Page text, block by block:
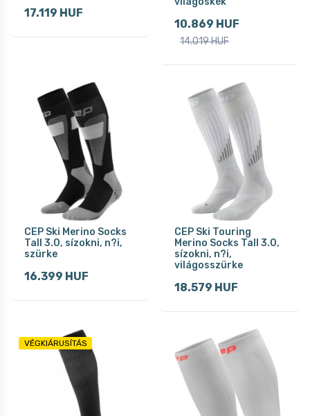
17.119 HUF
10.869 HUF
14.019 HUF
CEP Ski Merino Socks
Tall 3.0, sízokni, n?i,
szürke
16.399 HUF
CEP Ski Touring
Merino Socks Tall 3.0,
sízokni, n?i,
világosszürke
18.579 HUF
VÉGKIÁRUSÍTÁS